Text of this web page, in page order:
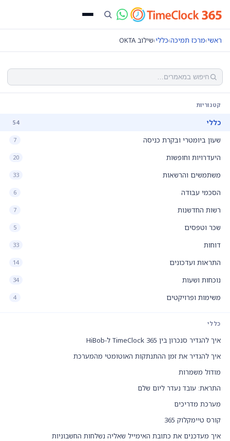
ראשי›מרכז תמיכה›כללי›שילוב OKTA
קטגוריות
כללי 54
שעון ביומטרי ובקרת כניסה 7
היעדרויות וחופשות 20
משתמשים והרשאות 33
הסכמי עבודה 6
רשות החדשנות 7
שכר וטפסים 5
דוחות 33
התראות ועדכונים 14
נוכחות ושעות 34
משימות ופרויקטים 4
כללי
איך להגדיר סנכרון בין TimeClock 365 ל-HiBob
איך להגדיר את זמן ההתנתקות האוטומטי מהמערכת
מודול משמרות
התראת: עובד נעדר ליום שלם
מערכת מדריכים
קורס טיימקלוק 365
איך מעדכנים את כתובת האימייל שאליה נשלחות החשבוניות